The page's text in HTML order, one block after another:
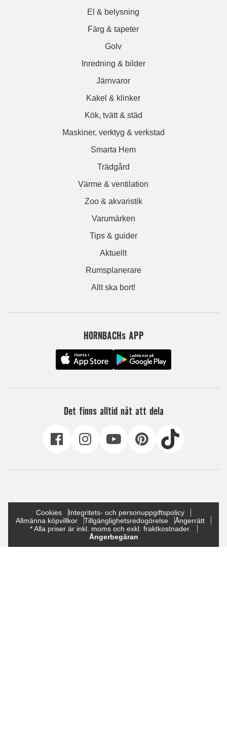
El & belysning
Färg & tapeter
Golv
Inredning & bilder
Järnvaror
Kakel & klinker
Kök, tvätt & städ
Maskiner, verktyg & verkstad
Smarta Hem
Trädgård
Värme & ventilation
Zoo & akvaristik
Varumärken
Tips & guider
Aktuellt
Rumsplanerare
Allt ska bort!
HORNBACHs APP
Det finns alltid nåt att dela
Cookies
Integritets- och personuppgiftspolicy
Allmänna köpvillkor
Tillgänglighetsredogörelse
Ångerrätt
* Alla priser är inkl. moms och exkl. fraktkostnader.
Ångerbegäran